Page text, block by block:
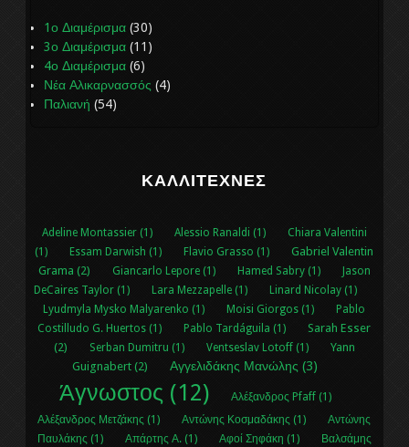
1ο Διαμέρισμα (30)
3ο Διαμέρισμα (11)
4ο Διαμέρισμα (6)
Νέα Αλικαρνασσός (4)
Παλιανή (54)
ΚΑΛΛΙΤΈΧΝΕΣ
Adeline Montassier (1) Alessio Ranaldi (1)
Chiara Valentini
(1)
Essam Darwish (1) Flavio Grasso (1)
Gabriel Valentin
Grama (2)
Giancarlo Lepore (1) Hamed Sabry (1)
Jason
DeCaires Taylor (1)
Lara Mezzapelle (1)
Linard Nicolay (1)
Lyudmyla Mysko Malyarenko (1)
Moisi Giorgos (1)
Pablo
Costilludo G. Huertos (1)
Pablo Tardáguila (1)
Sarah Esser
(2)
Serban Dumitru (1) Ventseslav Lotoff (1)
Yann
Guignabert (2)
Αγγελιδάκης Μανώλης (3)
Άγνωστος (12)
Αλέξανδρος Pfaff (1)
Αλέξανδρος Μετζάκης (1)
Αντώνης Κοσμαδάκης (1)
Αντώνης
Παυλάκης (1)
Απάρτης Α. (1) Αφοί Σηφάκη (1)
Βαλσάμης